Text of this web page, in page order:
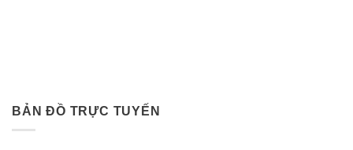
BẢN ĐỒ TRỰC TUYẾN